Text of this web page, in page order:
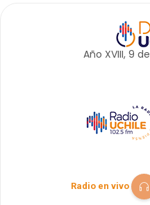
Año XVIII, 9 de
Radio en vivo